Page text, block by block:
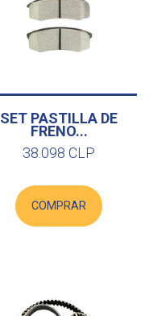
SET PASTILLA DE
FRENO...
38.098 CLP
COMPRAR